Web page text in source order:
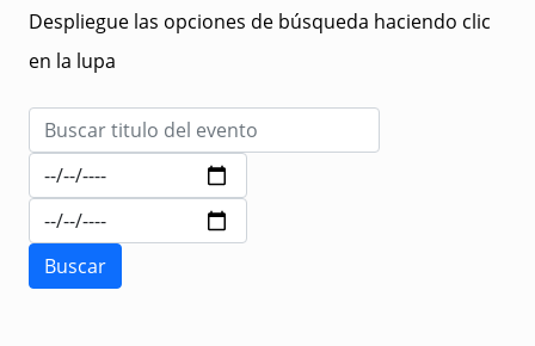
Despliegue las opciones de búsqueda haciendo clic
en la lupa